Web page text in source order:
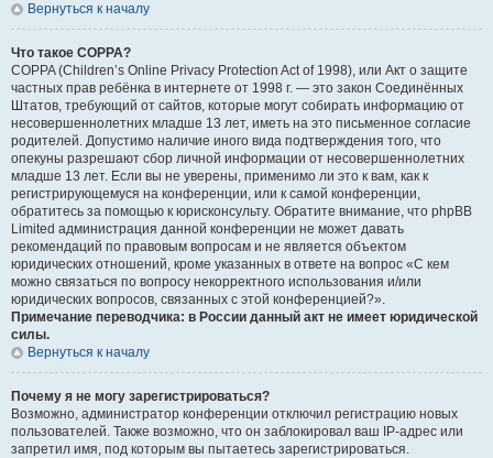
Вернуться к началу
Что такое COPPA?
COPPA (Children’s Online Privacy Protection Act of 1998), или Акт о защите
частных прав ребёнка в интернете от 1998 г. — это закон Соединённых
Штатов, требующий от сайтов, которые могут собирать информацию от
несовершеннолетних младше 13 лет, иметь на это письменное согласие
родителей. Допустимо наличие иного вида подтверждения того, что
опекуны разрешают сбор личной информации от несовершеннолетних
младше 13 лет. Если вы не уверены, применимо ли это к вам, как к
регистрирующемуся на конференции, или к самой конференции,
обратитесь за помощью к юрисконсульту. Обратите внимание, что phpBB
Limited администрация данной конференции не может давать
рекомендаций по правовым вопросам и не является объектом
юридических отношений, кроме указанных в ответе на вопрос «С кем
можно связаться по вопросу некорректного использования и/или
юридических вопросов, связанных с этой конференцией?».
Примечание переводчика: в России данный акт не имеет юридической
силы.
Вернуться к началу
Почему я не могу зарегистрироваться?
Возможно, администратор конференции отключил регистрацию новых
пользователей. Также возможно, что он заблокировал ваш IP-адрес или
запретил имя, под которым вы пытаетесь зарегистрироваться.